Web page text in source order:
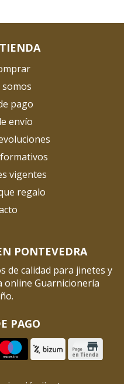
PONTEVEDRA
de calidad para jinetes y
online Guarnicionería
PAGO
pago
envío
vigentes
regalo